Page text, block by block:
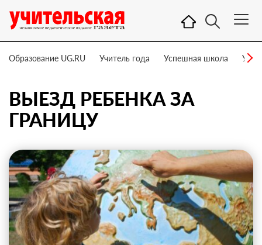
Образование UG.RU Учитель года Успешная школа
ВЫЕЗД РЕБЕНКА ЗА
ГРАНИЦУ